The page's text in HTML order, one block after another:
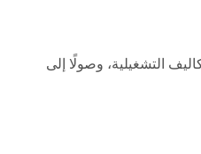
التشغيلية، وصولًا إلى